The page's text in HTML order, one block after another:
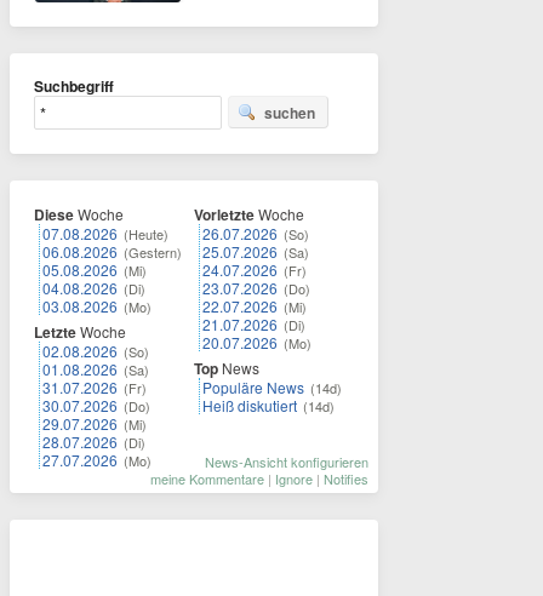
Suchbegriff
suchen
DieseWoche
07.08.2026 (Heute)
06.08.2026 (Gestern)
05.08.2026 (Mi)
04.08.2026 (Di)
03.08.2026 (Mo)
LetzteWoche
02.08.2026 (So)
01.08.2026 (Sa)
31.07.2026 (Fr)
30.07.2026 (Do)
29.07.2026 (Mi)
28.07.2026 (Di)
27.07.2026 (Mo)
VorletzteWoche
26.07.2026 (So)
25.07.2026 (Sa)
24.07.2026 (Fr)
23.07.2026 (Do)
22.07.2026 (Mi)
21.07.2026 (Di)
20.07.2026 (Mo)
Top News
Populäre News (14d)
Heiß diskutiert (14d)
News-Ansicht konfigurieren
meine Kommentare | Ignore | Notifies